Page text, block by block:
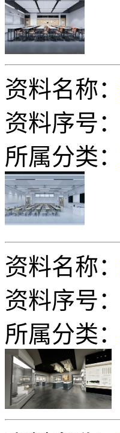
资料名称：
资料序号：
所属分类：
资料名称：
资料序号：
所属分类：